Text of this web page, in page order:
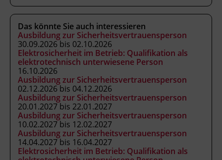
Das könnte Sie auch interessieren
Ausbildung zur Sicherheitsvertrauensperson
30.09.2026 bis 02.10.2026
Elektrosicherheit im Betrieb: Qualifikation als
elektrotechnisch unterwiesene Person
16.10.2026
Ausbildung zur Sicherheitsvertrauensperson
02.12.2026 bis 04.12.2026
Ausbildung zur Sicherheitsvertrauensperson
20.01.2027 bis 22.01.2027
Ausbildung zur Sicherheitsvertrauensperson
10.02.2027 bis 12.02.2027
Ausbildung zur Sicherheitsvertrauensperson
14.04.2027 bis 16.04.2027
Elektrosicherheit im Betrieb: Qualifikation als